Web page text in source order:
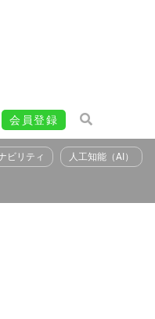
会員登録
ビリティ 人工知能（AI）